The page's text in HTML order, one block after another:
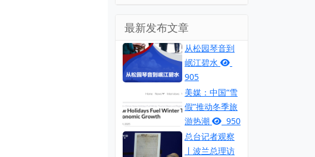
最新发布文章
从松园琴音到
岷江碧水
905
美媒：中国“雪
假”推动冬季旅
游热潮
950
总台记者观察
丨波兰总理访